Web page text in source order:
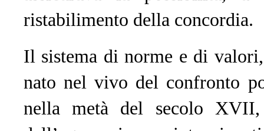
ristabilimento della concordia.
Il sistema di norme e di
nato nel vivo del confronto
nella metà del secolo